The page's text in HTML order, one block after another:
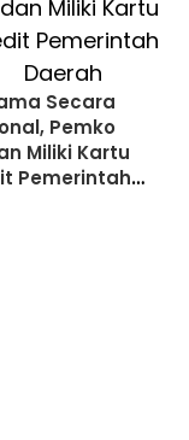
Secara
Pemko
Miliki Kartu
Pemerintah